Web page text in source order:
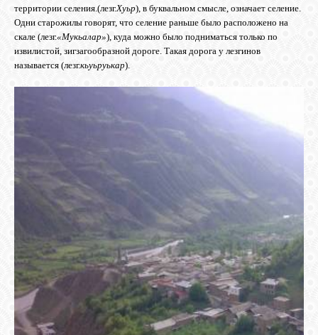
FACEBOOK
территории селения.(лезг.Хуьр), в буквальном смысле, означает селение.
Одни старожилы говорят, что селение раньше было расположено на
скале (лезг.«Мукьалар»), куда можно было подниматься только по
извилистой, зигзагообразной дороге. Такая дорога у лезгинов
называется (лезг.кьуьруькар).